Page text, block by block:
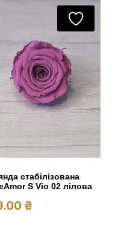
стабілізована
S Vio 02 лілова
₴